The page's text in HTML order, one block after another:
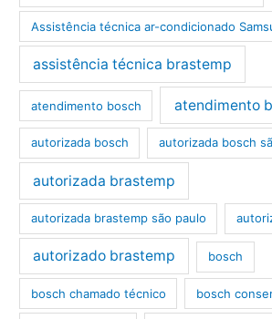
Assistência técnica ar-condicionado
assistência técnica brastemp
atendimento bosch atendimento
autorizada bosch autorizada bosch
autorizada brastemp
autorizada brastemp são paulo
autorizado brastemp bosch
bosch chamado técnico bosch